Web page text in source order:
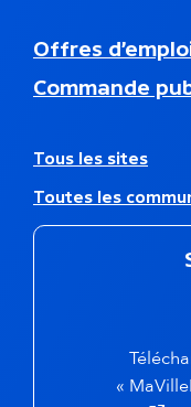
d
d
e
g
e
N
v
a
i
o
Offres
Commande
A
t
r
Tous les sites
Toutes les
«